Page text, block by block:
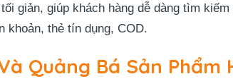
giản, giúp khách hàng dễ dàng tìm
khoản, thẻ tín dụng, COD.
Quảng Bá Sản Phẩm